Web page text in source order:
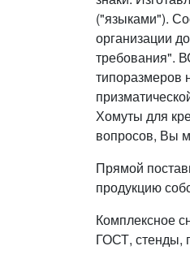
("языками").
организации
требования".
типоразмеров
Хомуты для
вопросов, Вы
Прямой
продукцию
Комплексное
ГОСТ, стенды,